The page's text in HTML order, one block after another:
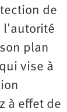
de
l'autorité
plan
vise à
à effet de